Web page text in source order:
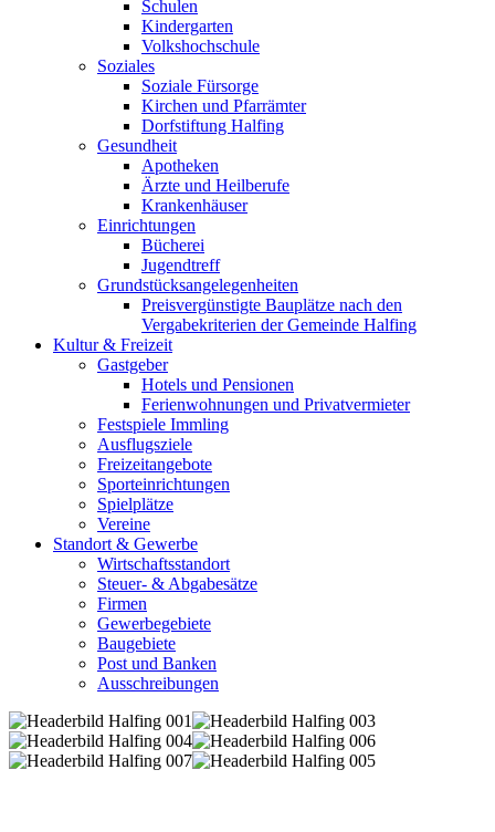
Schulen
Kindergarten
Volkshochschule
Soziales
Soziale Fürsorge
Kirchen und Pfarrämter
Dorfstiftung Halfing
Gesundheit
Apotheken
Ärzte und Heilberufe
Krankenhäuser
Einrichtungen
Bücherei
Jugendtreff
Grundstücksangelegenheiten
Preisvergünstigte Bauplätze nach den
Vergabekriterien der Gemeinde Halfing
Kultur & Freizeit
Gastgeber
Hotels und Pensionen
Ferienwohnungen und Privatvermieter
Festspiele Immling
Ausflugsziele
Freizeitangebote
Sporteinrichtungen
Spielplätze
Vereine
Standort & Gewerbe
Wirtschaftsstandort
Steuer- & Abgabesätze
Firmen
Gewerbegebiete
Baugebiete
Post und Banken
Ausschreibungen